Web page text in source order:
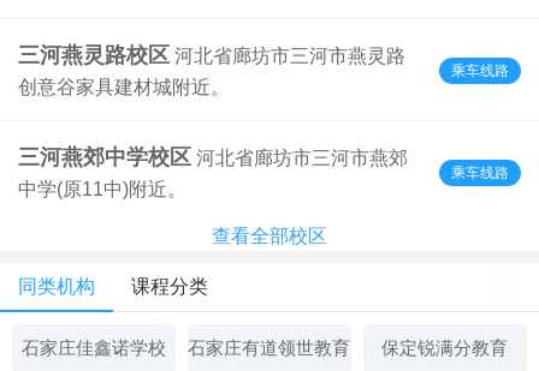
三河燕灵路校区 河北省廊坊市三河市燕灵路
创意谷家具建材城附近。
乘车线路
三河燕郊中学校区 河北省廊坊市三河市燕郊
中学(原11中)附近。
乘车线路
查看全部校区
同类机构 课程分类
石家庄佳鑫诺学校 石家庄有道领世教育 保定锐满分教育